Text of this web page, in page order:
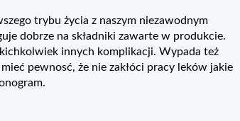
trybu życia z naszym niezawodnym
dobrze na składniki zawarte w produkcie.
innych komplikacji. Wypada też
pewnosć, że nie zakłóci pracy leków jakie